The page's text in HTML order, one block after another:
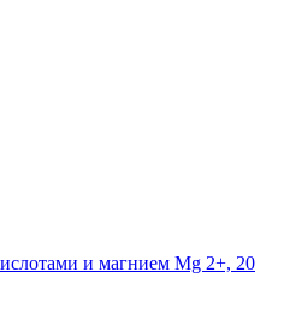
и магнием Mg 2+, 20